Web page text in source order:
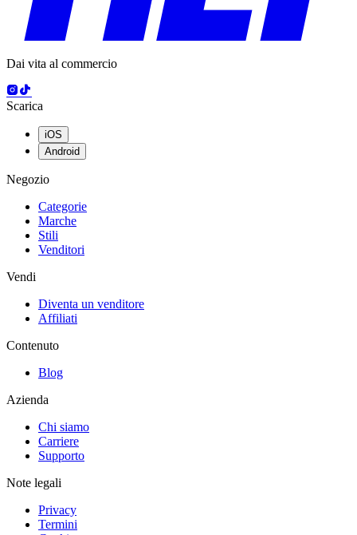
Dai vita al commercio
Scarica
iOS
Android
Negozio
Categorie
Marche
Stili
Venditori
Vendi
Diventa un venditore
Affiliati
Contenuto
Blog
Azienda
Chi siamo
Carriere
Supporto
Note legali
Privacy
Termini